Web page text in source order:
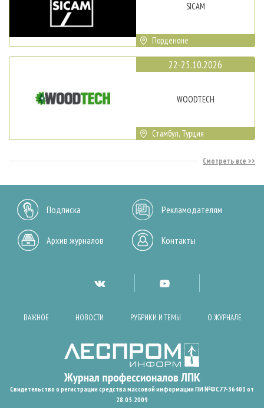
SICAM
Порденоне
22-25.10.2026
WOODTECH
Стамбул, Турция
Смотреть все
Подписка Рекламодателям
Архив журналов Контакты
ВАЖНОЕ НОВОСТИ РУБРИКИ И ТЕМЫ О ЖУРНАЛЕ
Свидетельство о регистрации средства массовой информации ПИ №ФС77-36401 от
28.05.2009